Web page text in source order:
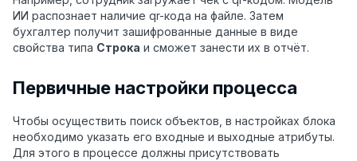
ИИ распознает наличие qr-кода на файле. Затем
бухгалтер получит зашифрованные данные в виде
свойства типа Строка и сможет занести их в отчёт.
Первичные настройки процесса
Чтобы осуществить поиск объектов, в настройках блока
необходимо указать его входные и выходные атрибуты.
Для этого в процессе должны присутствовать